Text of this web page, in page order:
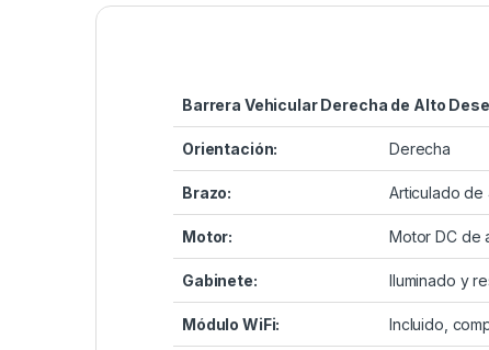
Barrera Vehicular Derecha de Alto
Orientación: Derecha
Brazo: Articulado de
Motor: Motor DC de
Gabinete: Iluminado y
Módulo WiFi: Incluido,